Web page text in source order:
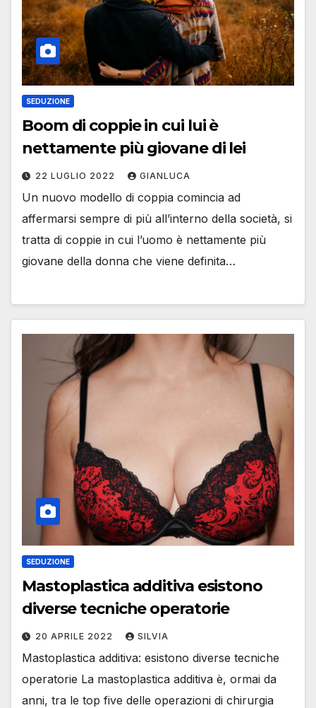
SEDUZIONE
Boom di coppie in cui lui è
nettamente più giovane di lei
22 LUGLIO 2022 GIANLUCA
Un nuovo modello di coppia comincia ad
affermarsi sempre di più all’interno della società, si
tratta di coppie in cui l’uomo è nettamente più
giovane della donna che viene definita…
SEDUZIONE
Mastoplastica additiva esistono
diverse tecniche operatorie
20 APRILE 2022 SILVIA
Mastoplastica additiva: esistono diverse tecniche
operatorie La mastoplastica additiva è, ormai da
anni, tra le top five delle operazioni di chirurgia